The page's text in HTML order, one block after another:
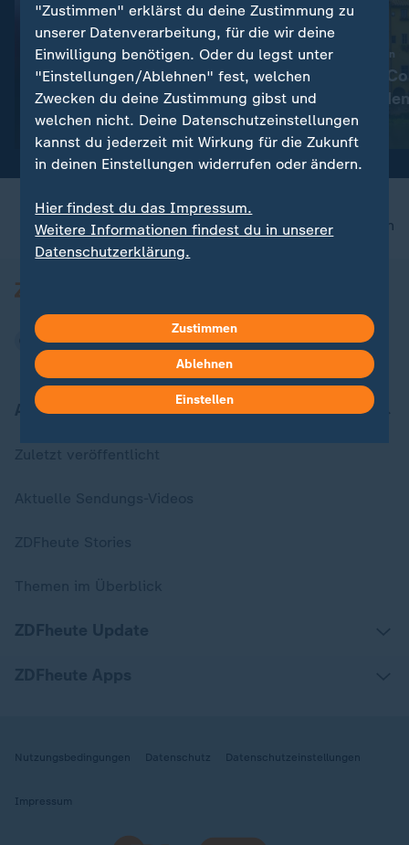
Zwischen Glamour und Chaos:
Lena Gercke: Vom Model zur
Unternehmerin
Overtourism in Italien
Wie Airbnb &
begrenzt werden
mit Video2:04
nach oben
Aktuell bei ZDFheute
Nutzungsbedingungen Datenschutz Datenschutzeinstellungen
Impressum
"Zustimmen" erklärst du deine Zustimmung zu
unserer Datenverarbeitung, für die wir deine
Einwilligung benötigen. Oder du legst unter
"Einstellungen/Ablehnen" fest, welchen
Zwecken du deine Zustimmung gibst und
welchen nicht. Deine Datenschutzeinstellungen
kannst du jederzeit mit Wirkung für die Zukunft
in deinen Einstellungen widerrufen oder ändern.
Hier findest du das Impressum.
Weitere Informationen findest du in unserer
Datenschutzerklärung.
Zustimmen
Ablehnen
Einstellen